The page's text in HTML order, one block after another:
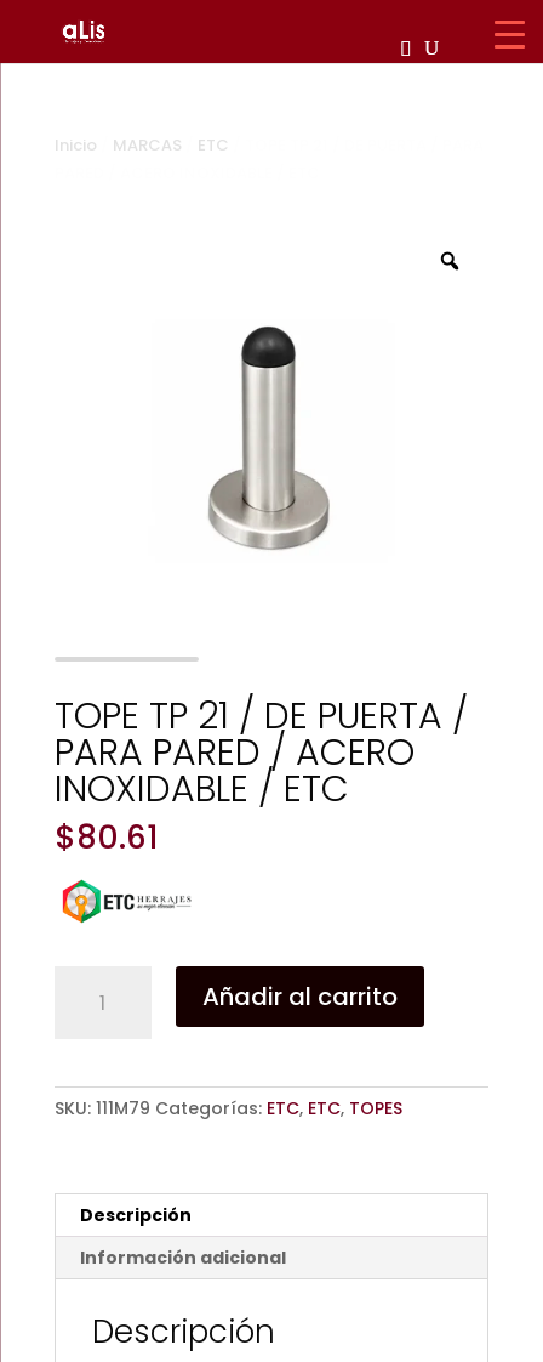
Inicio MARCAS ETC
TOPE TP 21 / DE PUERTA /
PARA PARED / ACERO
INOXIDABLE / ETC
$80.61
DE
PUERTA
PARED
/
ACERO
INOXIDABLE
Añadir al carrito
SKU: 111M79 Categorías: ETC, ETC, TOPES
Descripción
Información adicional
Descripción